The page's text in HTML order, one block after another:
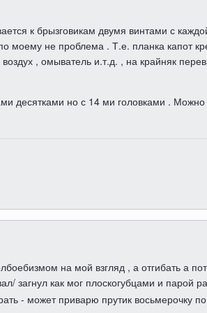
к брызговикам двумя винтами с
моему не проблема . Т.е. планка капот
, омыватель и.т.д. , на крайняк
десятками но с 14 ми головками . Можно
на мой взгляд , а отгибать а
загнул как мог плоскогубцами и парой
- может приварю прутик восьмерочку